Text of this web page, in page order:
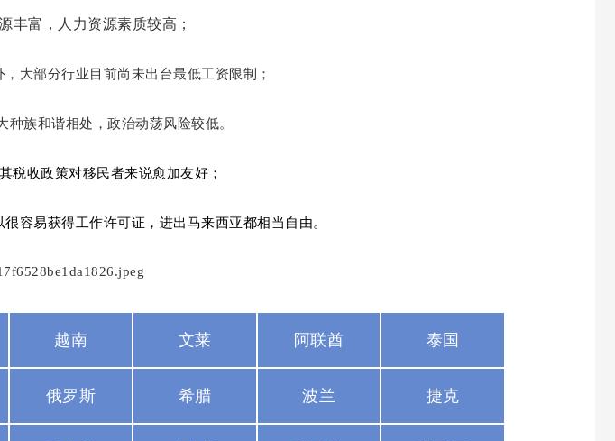
丰富，人力资源素质较高；
大部分行业目前尚未出台最低工资限制；
种族和谐相处，政治动荡风险较低。
税收政策对移民者来说愈加友好；
容易获得工作许可证，进出马来西亚都相当自由。
越南 文莱 阿联酋 泰国
俄罗斯 希腊 波兰 捷克